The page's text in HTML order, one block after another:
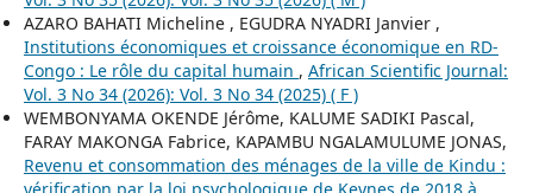
AZARO BAHATI Micheline , EGUDRA NYADRI Janvier ,
Institutions économiques et croissance économique en RD-
Congo : Le rôle du capital humain , African Scientific Journal:
Vol. 3 No 34 (2026): Vol. 3 No 34 (2025) ( F )
WEMBONYAMA OKENDE Jérôme, KALUME SADIKI Pascal,
FARAY MAKONGA Fabrice, KAPAMBU NGALAMULUME JONAS,
Revenu et consommation des ménages de la ville de Kindu :